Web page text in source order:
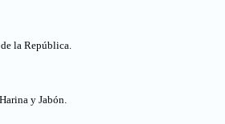
la República.
y Jabón.